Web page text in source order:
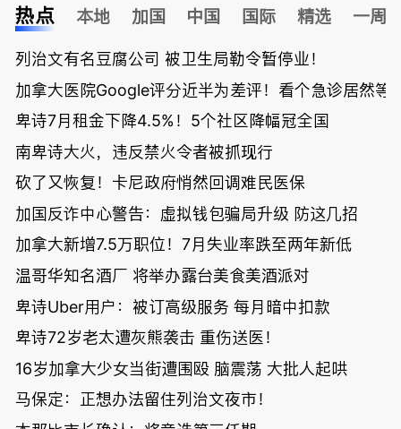
热点 本地 加国 中国 国际 精选 一周
列治文有名豆腐公司 被卫生局勒令暂停业！
加拿大医院Google评分近半为差评！看个急诊居然等
卑诗7月租金下降4.5%！5个社区降幅冠全国
南卑诗大火，违反禁火令者被抓现行
砍了又恢复！卡尼政府悄然回调难民医保
加国反诈中心警告：虚拟钱包骗局升级 防这几招
加拿大新增7.5万职位！7月失业率跌至两年新低
温哥华知名酒厂 将举办露台美食美酒派对
卑诗Uber用户：被订高级服务 每月暗中扣款
卑诗72岁老太遭灰熊袭击 重伤送医！
16岁加拿大少女当街遭围殴 脑震荡 大批人起哄
马保定：正想办法留住列治文夜市！